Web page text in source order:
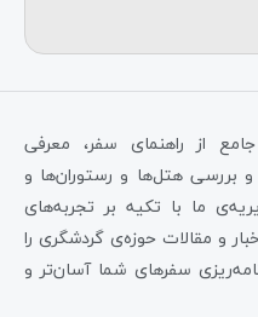
از راهنمای سفر، معرفی
و بررسی هتل‌ها و رستوران‌ها و
ما با تکیه بر تجربه‌های
و مقالات حوزه‌ی گردشگری را
سفرهای شما آسان‌تر و